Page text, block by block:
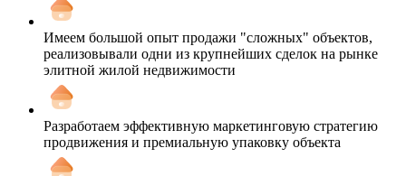
Имеем большой опыт продажи "сложных" объектов,
реализовывали одни из крупнейших сделок на рынке
элитной жилой недвижимости
Разработаем эффективную маркетинговую стратегию
продвижения и премиальную упаковку объекта